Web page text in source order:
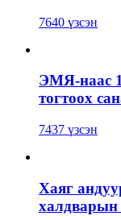
7640 үзсэн
ЭМЯ-наас
тогтоох
7437 үзсэн
Хаяг
халдварын